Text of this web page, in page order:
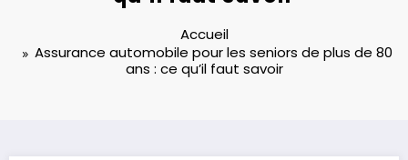
Accueil
Assurance automobile pour les seniors de plus de 80
ans : ce qu’il faut savoir